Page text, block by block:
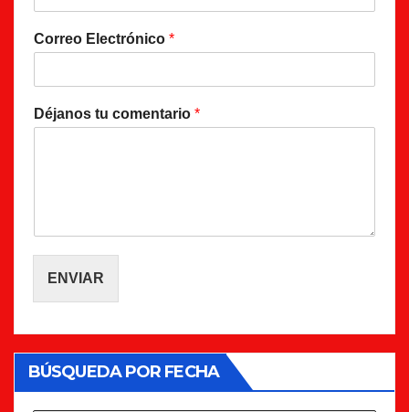
Correo Electrónico *
Déjanos tu comentario *
ENVIAR
BÚSQUEDA POR FECHA